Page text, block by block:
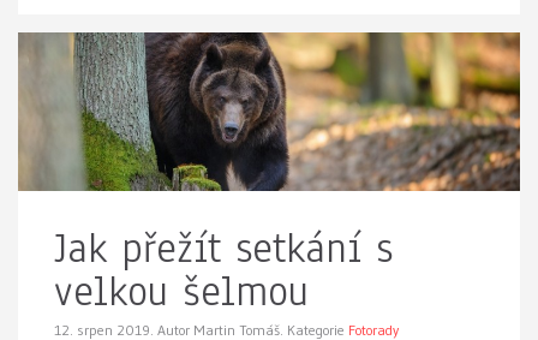
Jak přežít setkání s
velkou šelmou
12. srpen 2019. Autor Martin Tomáš. Kategorie Fotorady